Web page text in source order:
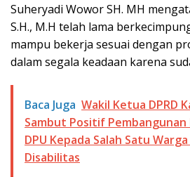
Suheryadi Wowor SH. MH
S.H., M.H telah lama
mampu bekerja sesuai dengan
dalam segala keadaan karena
Baca Juga Wakil Ketua DPRD
Sambut Positif Pembangunan
DPU Kepada Salah Satu
Disabilitas